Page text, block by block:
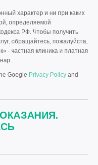
характер и ни при каких
определяемой
РФ. Чтобы получить
обращайтесь, пожалуйста,
- частная клиника и платная
Google Privacy Policy and